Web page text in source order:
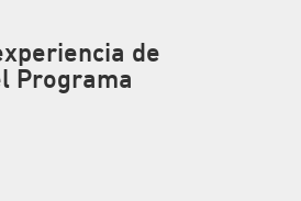
de
Programa